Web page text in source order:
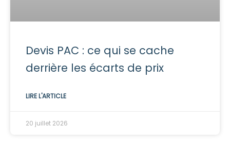
Devis PAC : ce qui se cache
derrière les écarts de prix
LIRE L'ARTICLE
20 juillet 2026